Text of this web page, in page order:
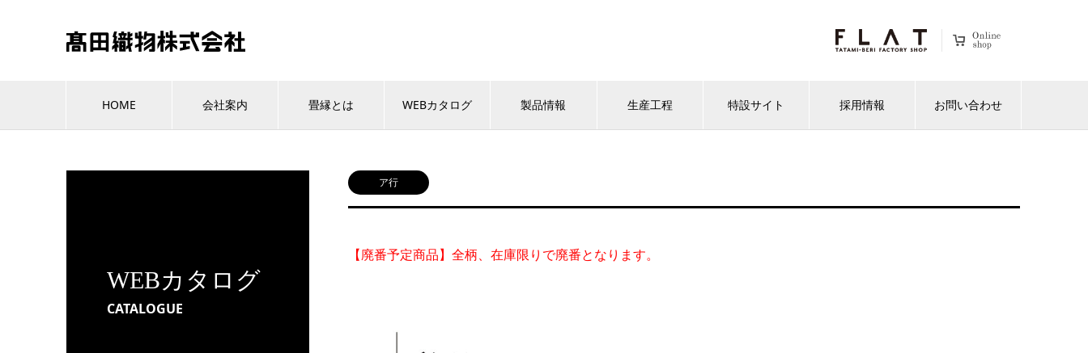
HOME 会社案内 畳縁とは WEBカタログ 製品情報 生産工程 特設サイト 採用情報 お問い合わせ
WEBカタログ
CATALOGUE
ア行
【廃番予定商品】全柄、在庫限りで廃番となります。